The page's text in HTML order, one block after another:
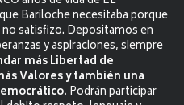
Bariloche necesitaba porque
satisfizo. Depositamos en
y aspiraciones, siempre
más Libertad de
Valores y también una
Podrán participar